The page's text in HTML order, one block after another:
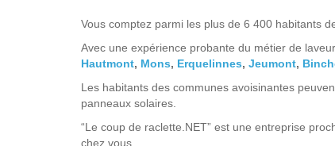
Vous comptez parmi les plus de 6 400 habitants
Avec une expérience probante du métier de
Hautmont, Mons, Erquelinnes, Jeumont,
Les habitants des communes avoisinantes
panneaux solaires.
“Le coup de raclette.NET” est une entreprise
chez vous.